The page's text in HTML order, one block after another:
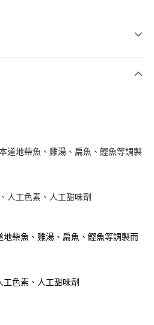
上)免運費
)免運費
道地柴魚、雞湯、扁魚、鰹魚等調製
人工色素、人工甜味劑
柴魚、雞湯、扁魚、鰹魚等調製而
色素、人工甜味劑